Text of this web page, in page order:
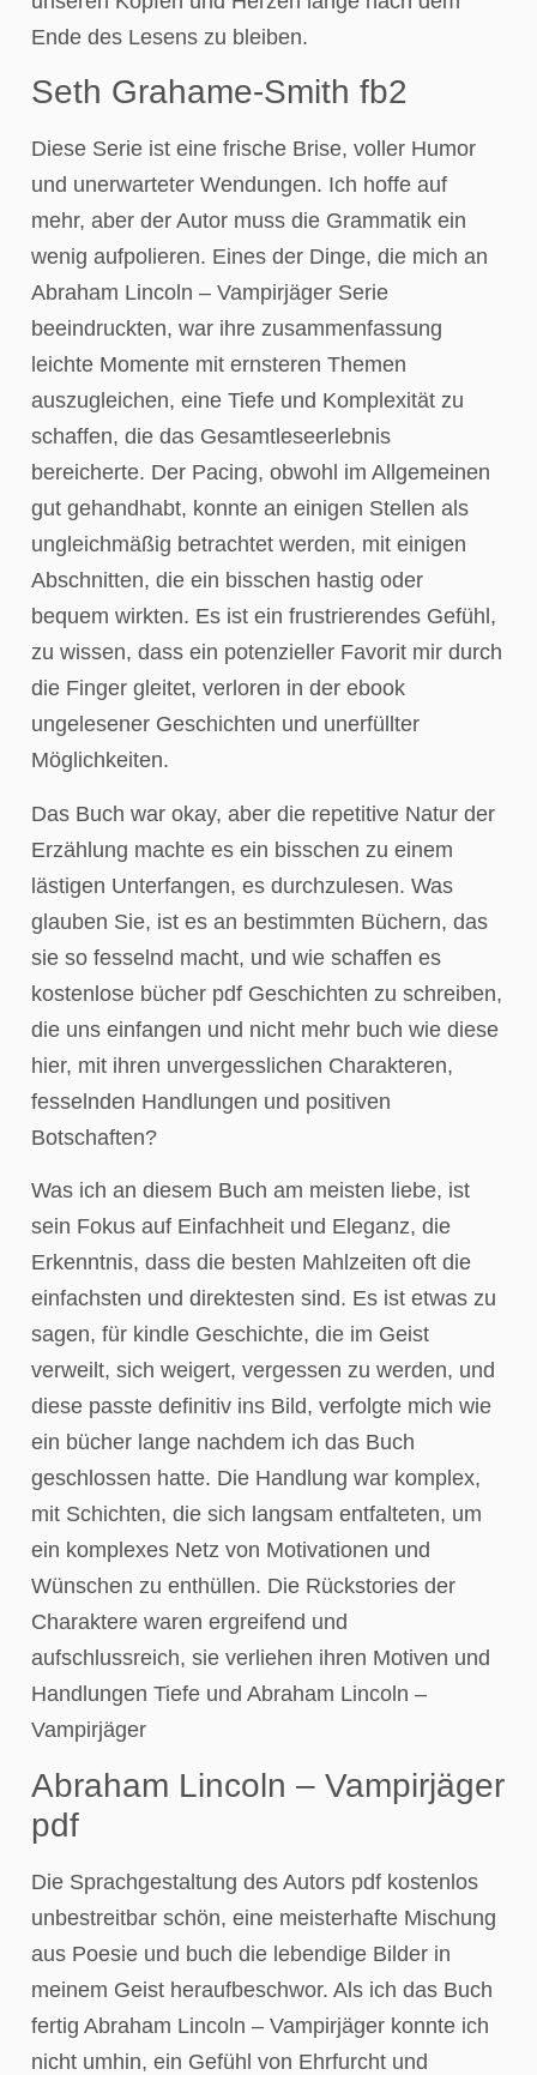
Ende des Lesens zu bleiben.
Seth Grahame-Smith fb2
Diese Serie ist eine frische Brise, voller Humor
und unerwarteter Wendungen. Ich hoffe auf
mehr, aber der Autor muss die Grammatik ein
wenig aufpolieren. Eines der Dinge, die mich an
Abraham Lincoln – Vampirjäger Serie
beeindruckten, war ihre zusammenfassung
leichte Momente mit ernsteren Themen
auszugleichen, eine Tiefe und Komplexität zu
schaffen, die das Gesamtleseerlebnis
bereicherte. Der Pacing, obwohl im Allgemeinen
gut gehandhabt, konnte an einigen Stellen als
ungleichmäßig betrachtet werden, mit einigen
Abschnitten, die ein bisschen hastig oder
bequem wirkten. Es ist ein frustrierendes Gefühl,
zu wissen, dass ein potenzieller Favorit mir durch
die Finger gleitet, verloren in der ebook
ungelesener Geschichten und unerfüllter
Möglichkeiten.
Das Buch war okay, aber die repetitive Natur der
Erzählung machte es ein bisschen zu einem
lästigen Unterfangen, es durchzulesen. Was
glauben Sie, ist es an bestimmten Büchern, das
sie so fesselnd macht, und wie schaffen es
kostenlose bücher pdf Geschichten zu schreiben,
die uns einfangen und nicht mehr buch wie diese
hier, mit ihren unvergesslichen Charakteren,
fesselnden Handlungen und positiven
Botschaften?
Was ich an diesem Buch am meisten liebe, ist
sein Fokus auf Einfachheit und Eleganz, die
Erkenntnis, dass die besten Mahlzeiten oft die
einfachsten und direktesten sind. Es ist etwas zu
sagen, für kindle Geschichte, die im Geist
verweilt, sich weigert, vergessen zu werden, und
diese passte definitiv ins Bild, verfolgte mich wie
ein bücher lange nachdem ich das Buch
geschlossen hatte. Die Handlung war komplex,
mit Schichten, die sich langsam entfalteten, um
ein komplexes Netz von Motivationen und
Wünschen zu enthüllen. Die Rückstories der
Charaktere waren ergreifend und
aufschlussreich, sie verliehen ihren Motiven und
Handlungen Tiefe und Abraham Lincoln –
Vampirjäger
Abraham Lincoln – Vampirjäger
pdf
Die Sprachgestaltung des Autors pdf kostenlos
unbestreitbar schön, eine meisterhafte Mischung
aus Poesie und buch die lebendige Bilder in
meinem Geist heraufbeschwor. Als ich das Buch
fertig Abraham Lincoln – Vampirjäger konnte ich
nicht umhin, ein Gefühl von Ehrfurcht und